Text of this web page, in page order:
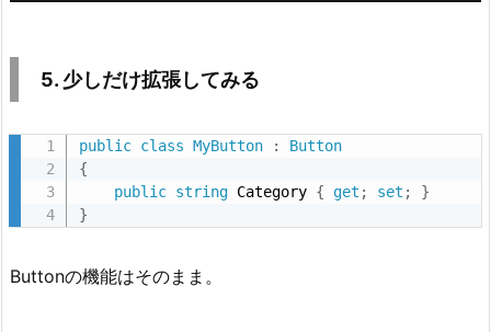
5. 少しだけ拡張してみる
public class MyButton :
Button
{
public string Category { get ; set ;
}
}
Buttonの機能はそのまま。